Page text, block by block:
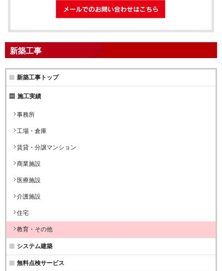
メールでのお
新築工事
新築工事トップ
施工実績
事務所
工場・倉庫
賃貸・分譲マンション
商業施設
医療施設
介護施設
住宅
教育・その他
システム建築
無料点検サービス